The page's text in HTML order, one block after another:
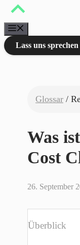
Zum
springen
Lass uns sprechen
Glossar /
Was
Cost
26. September
Überblick